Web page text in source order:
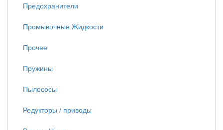
Предохранители
Промывочные Жидкости
Прочее
Пружины
Пылесосы
Редукторы / приводы